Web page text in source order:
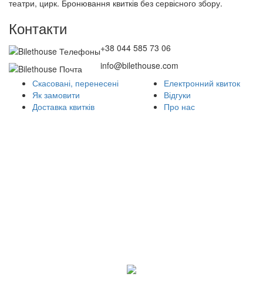
театри, цирк. Бронювання квитків без сервісного збору.
Контакти
+38 044 585 73 06
info@bilethouse.com
Скасовані, перенесені
Як замовити
Доставка квитків
Електронний квиток
Відгуки
Про нас